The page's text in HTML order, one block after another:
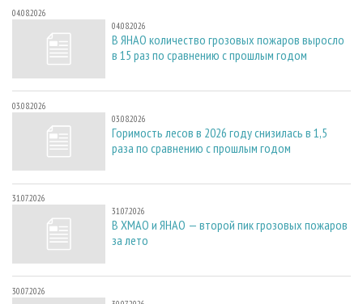
04.08.2026
04.08.2026
В ЯНАО количество грозовых пожаров выросло
в 15 раз по сравнению с прошлым годом
03.08.2026
03.08.2026
Горимость лесов в 2026 году снизилась в 1,5
раза по сравнению с прошлым годом
31.07.2026
31.07.2026
В ХМАО и ЯНАО — второй пик грозовых пожаров
за лето
30.07.2026